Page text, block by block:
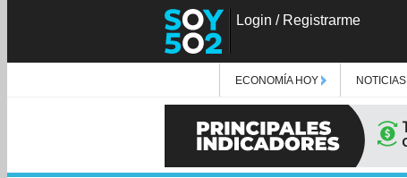
Login / Registrarme
ECONOMÍA HOY NOTICIAS